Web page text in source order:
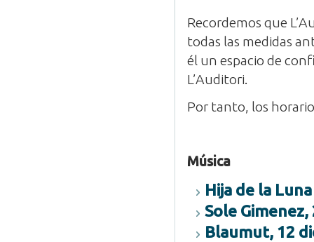
Recordemos que
todas las medidas
él un espacio de
L’Auditori.
Por tanto, los
Música
Hija de la
Sole
Blaumut, 12